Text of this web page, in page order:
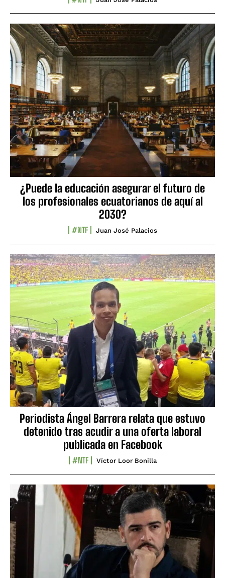
¿Puede la educación asegurar el futuro de
los profesionales ecuatorianos de aquí al
2030?
#NTF Juan José Palacios
Periodista Ángel Barrera relata que estuvo
detenido tras acudir a una oferta laboral
publicada en Facebook
#NTF Víctor Loor Bonilla